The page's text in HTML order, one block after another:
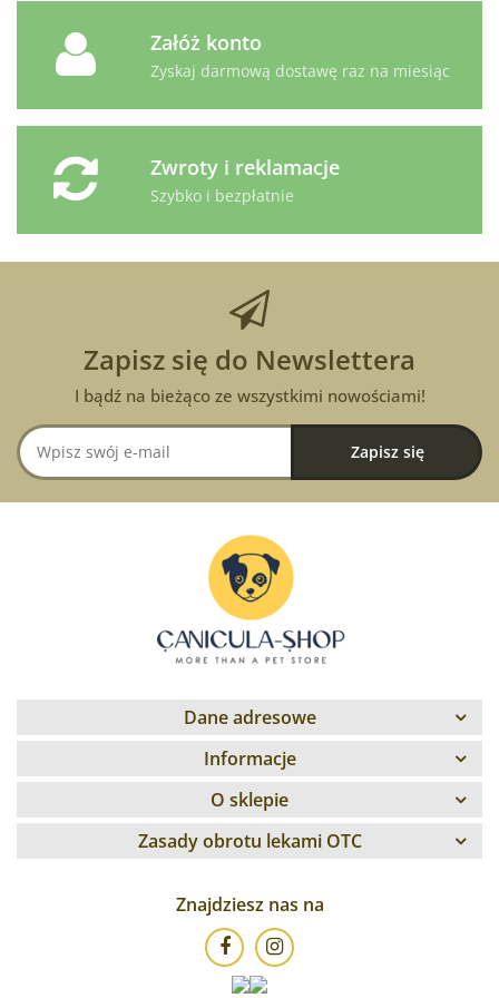
Załóż konto
Zyskaj darmową dostawę raz na miesiąc
Zwroty i reklamacje
Szybko i bezpłatnie
Zapisz się do Newslettera
I bądź na bieżąco ze wszystkimi nowościami!
Dane adresowe
Informacje
O sklepie
Zasady obrotu lekami OTC
Znajdziesz nas na